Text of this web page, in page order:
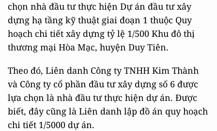
chọn nhà đầu tư thực hiện Dự án đầu tư xây
dựng hạ tầng kỹ thuật giai đoạn 1 thuộc Quy
hoạch chi tiết xây dựng tỷ lệ 1/500 Khu đô thị
thương mại Hòa Mạc, huyện Duy Tiên.
Theo đó, Liên danh Công ty TNHH Kim Thành
và Công ty cổ phần đầu tư xây dựng số 6 được
lựa chọn là nhà đầu tư thực hiện dự án. Được
biết, đây cũng là Liên danh lập đồ án quy hoạch
chi tiết 1/5000 dự án.